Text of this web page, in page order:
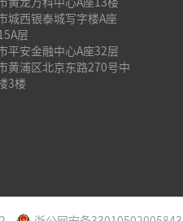
黄龙万科中心A座13楼
城西银泰城写字楼A座
层
平安金融中心A座32层
黄浦区北京东路270号中
3楼